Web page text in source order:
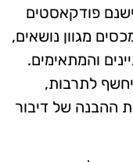
פודקאסטים
מגוון נושאים,
והמתאימים.
לתרבות,
ההבנה של דיבור